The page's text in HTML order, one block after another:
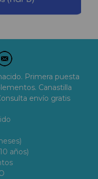
Primera puesta
Canastilla
envío gratis
años)